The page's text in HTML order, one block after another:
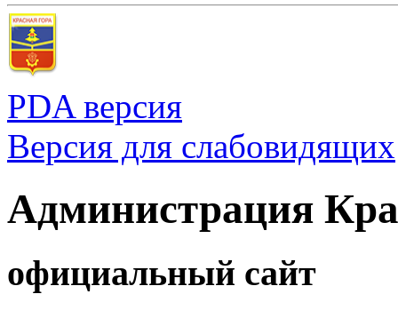
PDA версия
Версия для слабовидящих
Администрация
официальный сайт